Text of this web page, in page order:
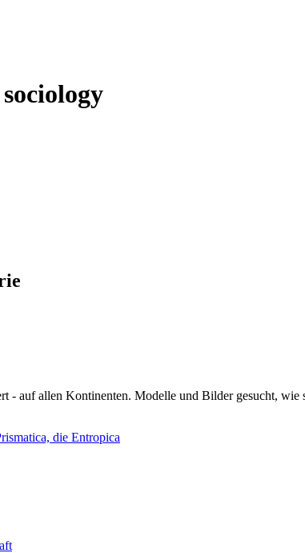
auf allen Kontinenten. Modelle und Bilder gesucht, wie
die Entropica